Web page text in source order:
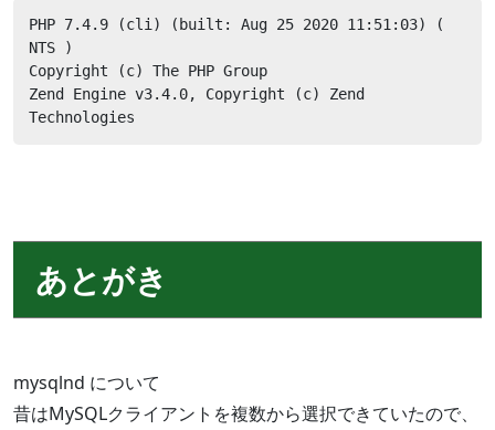
PHP 7.4.9 (cli) (built: Aug 25 2020 11:51:03) (
NTS )
Copyright (c) The PHP Group
Zend Engine v3.4.0, Copyright (c) Zend
Technologies
あとがき
mysqlnd について
昔はMySQLクライアントを複数から選択できていたので、